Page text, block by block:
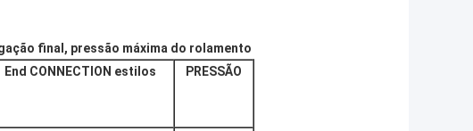
final, pressão máxima do rolamento
End CONNECTION estilos PRESSÃO